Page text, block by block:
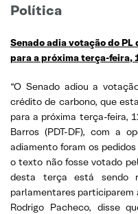
Política
Senado adia votação do
para a próxima terça-feira,
“O Senado adiou a
crédito de carbono, que
para a próxima terça-feira,
Barros (PDT-DF), com a
adiamento foram os
o texto não fosse votado
desta terça está sendo
parlamentares participarem
Rodrigo Pacheco, disse